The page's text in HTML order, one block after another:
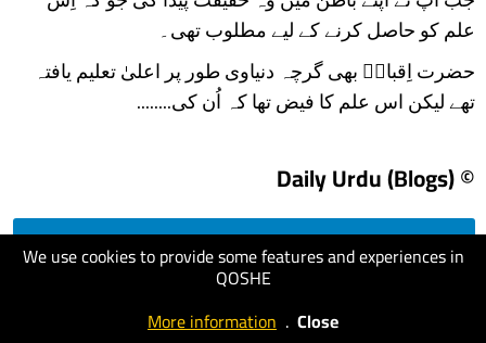
We use cookies to provide some features and experiences in
QOSHE
More information . Close
علم کو حاصل کرنے کے لیے مطلوب تھی۔
حضرت اِقبالؒ بھی گرچہ دنیاوی طور پر اعلیٰ تعلیم یافتہ
تھے لیکن اس علم کا فیض تھا کہ اُن کی........
© Daily Urdu (Blogs)
visit website